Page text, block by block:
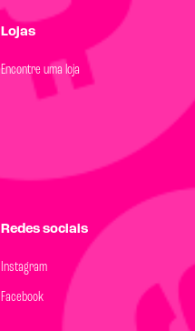
Lojas
Encontre uma loja
Redes sociais
Instagram
Facebook